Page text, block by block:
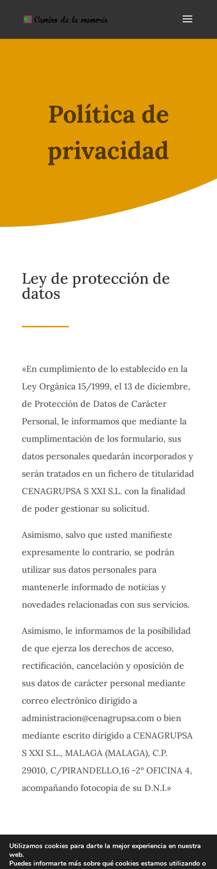
Política de
privacidad
Ley de protección de
datos
«En cumplimiento de lo establecido en la
Ley Orgánica 15/1999, el 13 de diciembre,
de Protección de Datos de Carácter
Personal, le informamos que mediante la
cumplimentación de los formulario, sus
datos personales quedarán incorporados y
serán tratados en un fichero de titularidad
CENAGRUPSA S XXI S.L. con la finalidad
de poder gestionar su solicitud.
Asimismo, salvo que usted manifieste
expresamente lo contrario, se podrán
utilizar sus datos personales para
mantenerle informado de noticias y
novedades relacionadas con sus servicios.
Asimismo, le informamos de la posibilidad
de que ejerza los derechos de acceso,
rectificación, cancelación y oposición de
sus datos de carácter personal mediante
correo electrónico dirigido a
administracion@cenagrupsa.com o bien
mediante escrito dirigido a CENAGRUPSA
S XXI S.L., MALAGA (MALAGA), C.P.
29010, C/PIRANDELLO,16 -2º OFICINA 4,
acompañando fotocopia de su D.N.I.»
Utilizamos cookies para darte la mejor experiencia en nuestra
web.
Puedes informarte más sobre qué cookies estamos utilizando o